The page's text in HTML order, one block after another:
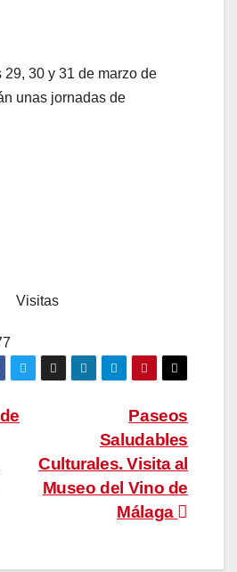
29, 30 y 31 de marzo de
unas jornadas de
Visitas
Paseos
Saludables
Culturales. Visita al
Museo del Vino de
Málaga